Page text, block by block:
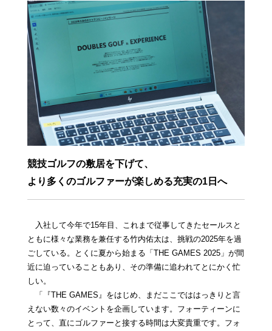
競技ゴルフの敷居を下げて、
より多くのゴルファーが楽しめる充実の1日へ
入社して今年で15年目、これまで従事してきたセールスと
ともに様々な業務を兼任する竹内佑太は、挑戦の2025年を過
ごしている。とくに夏から始まる「THE GAMES 2025」が間
近に迫っていることもあり、その準備に追われてとにかく忙
しい。
「『THE GAMES』をはじめ、まだここでははっきりと言
えない数々のイベントを企画しています。フォーティーンに
とって、直にゴルファーと接する時間は大変貴重です。フォ